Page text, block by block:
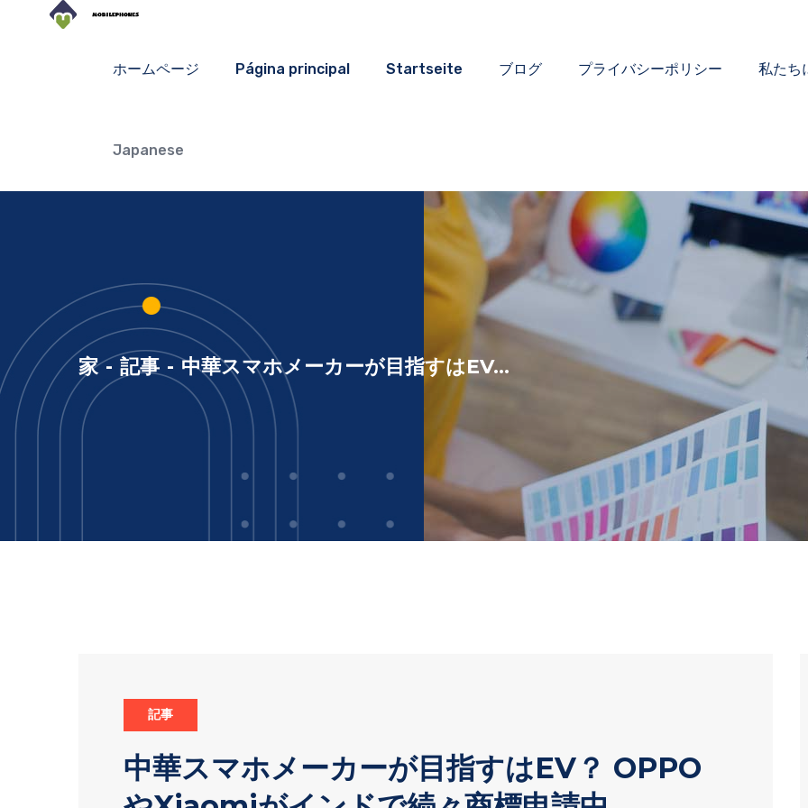
ホームページ Página principal Startseite ブログ プライバシーポリシー 私たち
Japanese
家 - 記事 - 中華スマホメーカーが目指すはEV...
記事
中華スマホメーカーが目指すはEV？ OPPO